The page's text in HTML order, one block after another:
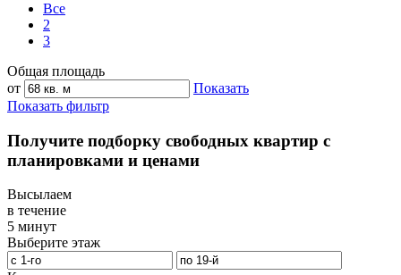
Все
2
3
Общая площадь
от
Показать
Показать фильтр
Получите подборку свободных квартир с
планировками и ценами
Высылаем
в течение
5 минут
Выберите этаж